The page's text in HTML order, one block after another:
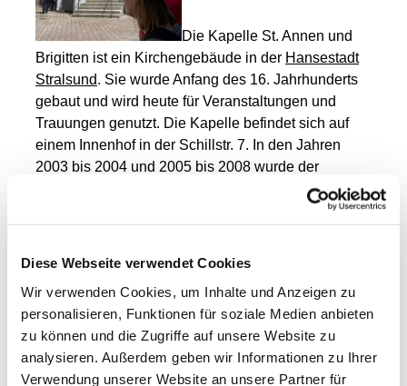
Diese Webseite verwendet Cookies
Wir verwenden Cookies, um Inhalte und Anzeigen zu
personalisieren, Funktionen für soziale Medien anbieten
zu können und die Zugriffe auf unsere Website zu
analysieren. Außerdem geben wir Informationen zu Ihrer
Verwendung unserer Website an unsere Partner für
Die Kapelle St. Annen und
Brigitten ist ein Kirchengebäude in der Hansestadt
Stralsund. Sie wurde Anfang des 16. Jahrhunderts
gebaut und wird heute für Veranstaltungen und
Trauungen genutzt. Die Kapelle befindet sich auf
einem Innenhof in der Schillstr. 7. In den Jahren
2003 bis 2004 und 2005 bis 2008 wurde der
Gebäudekomplex in mehreren Abschnitten
umfassend saniert. Die ehemaligen Stiftsgebäude
kann besichtigt werden.
An manchen Tagen